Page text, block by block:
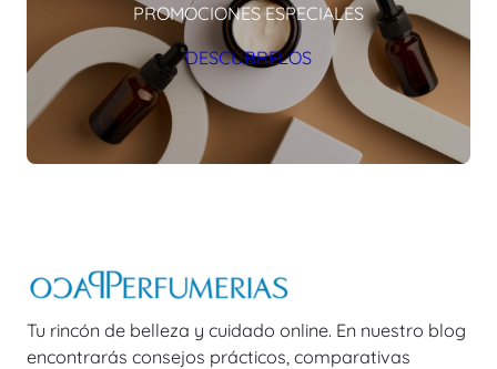
PROMOCIONES ESPECIALES
DESCÚBRELOS
Tu rincón de belleza y cuidado online. En nuestro blog
encontrarás consejos prácticos, comparativas